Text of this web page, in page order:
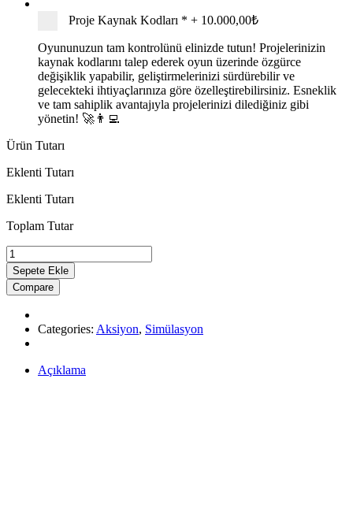
Proje Kaynak Kodları * + 10.000,00₺
Oyununuzun tam kontrolünü elinizde tutun! Projelerinizin
kaynak kodlarını talep ederek oyun üzerinde özgürce
değişiklik yapabilir, geliştirmelerinizi sürdürebilir ve
gelecekteki ihtiyaçlarınıza göre özelleştirebilirsiniz. Esneklik
ve tam sahiplik avantajıyla projelerinizi dilediğiniz gibi
yönetin! 🚀👨‍💻
Ürün Tutarı
Eklenti Tutarı
Eklenti Tutarı
Toplam Tutar
Evden
Kaçış
quantity
Sepete Ekle
Compare
Categories: Aksiyon, Simülasyon
Açıklama